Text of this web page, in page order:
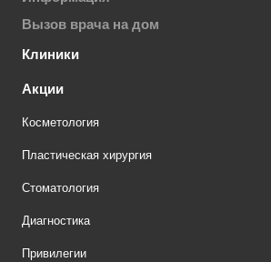
Вызов врача на дом
Клиники
Акции
Косметология
Пластическая хирургия
Стоматология
Диагностика
Привилегии